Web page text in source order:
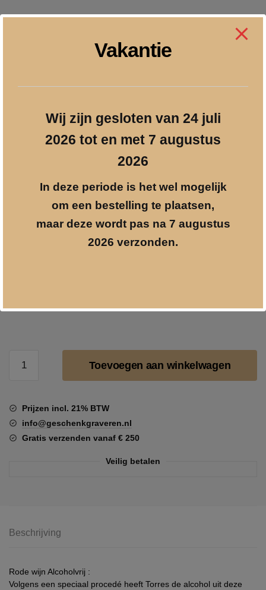
Natureo
aantal
Toevoegen aan winkelwagen
Prijzen incl. 21% BTW
info@geschenkgraveren.nl
Gratis verzenden vanaf € 250
Veilig betalen
Beschrijving
Rode wijn Alcoholvrij :
Volgens een speciaal procedé heeft Torres de alcohol uit deze
Vakantie
Wij zijn gesloten van 24 juli
2026 tot en met 7 augustus
2026
In deze periode is het wel mogelijk
om een bestelling te plaatsen,
maar deze wordt pas na 7 augustus
2026 verzonden.